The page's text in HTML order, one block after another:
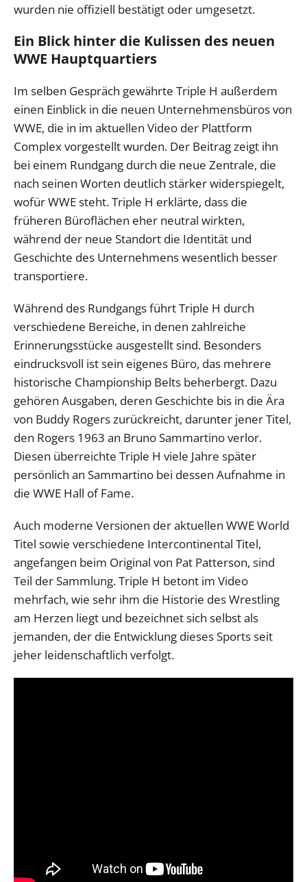
wurden nie offiziell bestätigt oder umgesetzt.
Ein Blick hinter die Kulissen des neuen
WWE Hauptquartiers
Im selben Gespräch gewährte Triple H außerdem
einen Einblick in die neuen Unternehmensbüros von
WWE, die in im aktuellen Video der Plattform
Complex vorgestellt wurden. Der Beitrag zeigt ihn
bei einem Rundgang durch die neue Zentrale, die
nach seinen Worten deutlich stärker widerspiegelt,
wofür WWE steht. Triple H erklärte, dass die
früheren Büroflächen eher neutral wirkten,
während der neue Standort die Identität und
Geschichte des Unternehmens wesentlich besser
transportiere.
Während des Rundgangs führt Triple H durch
verschiedene Bereiche, in denen zahlreiche
Erinnerungsstücke ausgestellt sind. Besonders
eindrucksvoll ist sein eigenes Büro, das mehrere
historische Championship Belts beherbergt. Dazu
gehören Ausgaben, deren Geschichte bis in die Ära
von Buddy Rogers zurückreicht, darunter jener Titel,
den Rogers 1963 an Bruno Sammartino verlor.
Diesen überreichte Triple H viele Jahre später
persönlich an Sammartino bei dessen Aufnahme in
die WWE Hall of Fame.
Auch moderne Versionen der aktuellen WWE World
Titel sowie verschiedene Intercontinental Titel,
angefangen beim Original von Pat Patterson, sind
Teil der Sammlung. Triple H betont im Video
mehrfach, wie sehr ihm die Historie des Wrestling
am Herzen liegt und bezeichnet sich selbst als
jemanden, der die Entwicklung dieses Sports seit
jeher leidenschaftlich verfolgt.